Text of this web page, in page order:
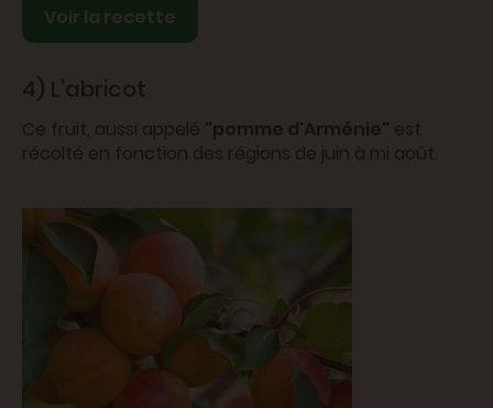
Voir la recette
4) L'abricot
Ce fruit, aussi appelé "pomme d'Arménie" est
récolté en fonction des régions de juin à mi août.